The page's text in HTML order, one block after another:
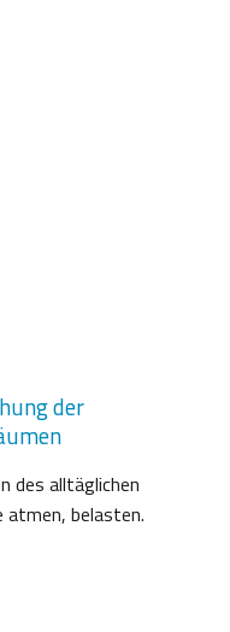
der
des alltäglichen
atmen, belasten.